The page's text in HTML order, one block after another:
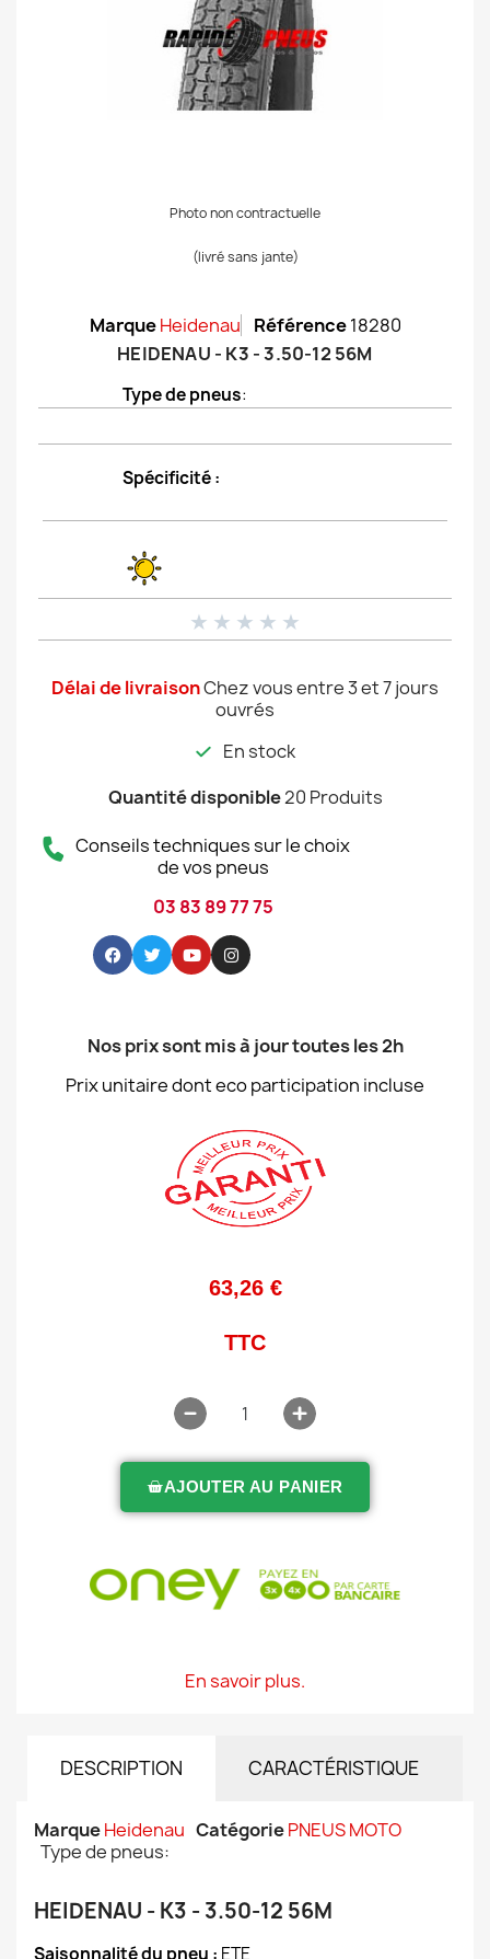
Photo non contractuelle
(livré sans jante)
Marque Heidenau Référence 18280
HEIDENAU - K3 - 3.50-12 56M
Type de pneus:
Spécificité :
★ ★ ★ ★ ★
Délai de livraisonChez vous entre 3 et 7 jours
ouvrés
En stock
Quantité disponible20 Produits
Conseils techniques sur le choix
de vos pneus
03 83 89 77 75
Nos prix sont mis à jour toutes les 2h
Prix unitaire dont eco participation incluse
63,26 €
TTC
AJOUTER AU PANIER
En savoir plus.
DESCRIPTION CARACTÉRISTIQUE
MarqueHeidenau CatégoriePNEUS MOTO
Type de pneus:
HEIDENAU - K3 - 3.50-12 56M
Saisonnalité du pneu : ETE